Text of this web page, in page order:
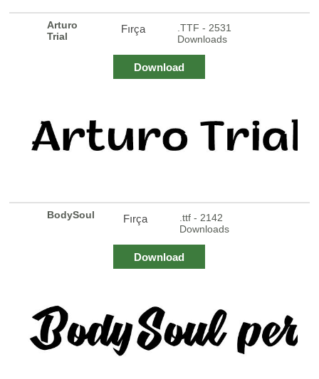
Arturo
Trial
Fırça
.TTF - 2531
Downloads
Download
BodySoul Fırça
.ttf - 2142
Downloads
Download